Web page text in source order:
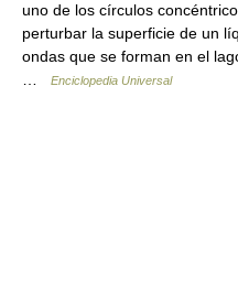
uno de los círculos
perturbar la superficie de un
ondas que se forman en el
Enciclopedia Universal